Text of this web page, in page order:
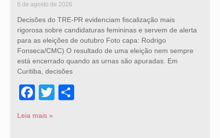
6 de agosto de 2026
Decisões do TRE-PR evidenciam fiscalização mais
rigorosa sobre candidaturas femininas e servem de alerta
para as eleições de outubro Foto capa: Rodrigo
Fonseca/CMC) O resultado de uma eleição nem sempre
está encerrado quando as urnas são apuradas. Em
Curitiba, decisões
Facebook
Twitter
Leia mais »